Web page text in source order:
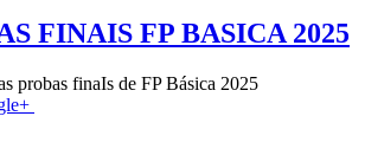
FINAIS FP BASICA 2025
probas finaIs de FP Básica 2025